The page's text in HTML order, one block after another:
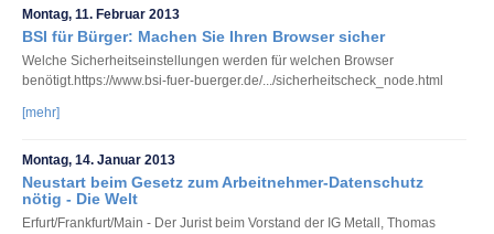
Montag, 11. Februar 2013
BSI für Bürger: Machen Sie Ihren Browser sicher
Welche Sicherheitseinstellungen werden für welchen Browser
benötigt.https://www.bsi-fuer-buerger.de/.../sicherheitscheck_node.html
[mehr]
Montag, 14. Januar 2013
Neustart beim Gesetz zum Arbeitnehmer-Datenschutz
nötig - Die Welt
Erfurt/Frankfurt/Main - Der Jurist beim Vorstand der IG Metall, Thomas